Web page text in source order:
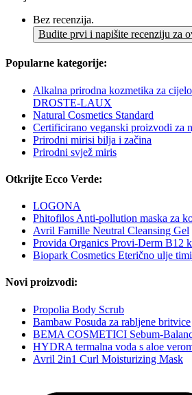
Bez recenzija.
Budite prvi i napišite recenziju za
Popularne kategorije:
Alkalna prirodna kozmetika za
DROSTE-LAUX
Natural Cosmetics Standard
Certificirano veganski proizvodi za
Prirodni mirisi bilja i začina
Prirodni svjež miris
Otkrijte Ecco Verde:
LOGONA
Phitofilos Anti-pollution maska za
Avril Famille Neutral Cleansing Gel
Provida Organics Provi-Derm B12
Biopark Cosmetics Eterično ulje
Novi proizvodi:
Propolia Body Scrub
Bambaw Posuda za rabljene britvice
BEMA COSMETICI Sebum-
HYDRA termalna voda s aloe
Avril 2in1 Curl Moisturizing Mask